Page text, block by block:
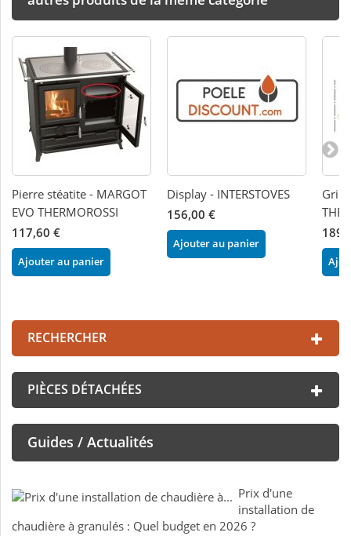
Pierre stéatite - MARGOT
EVO THERMOROSSI
117,60 €
Ajouter au panier
Display - INTERSTOVES
156,00 €
Ajouter au panier
RECHERCHER
PIÈCES DÉTACHÉES
Guides / Actualités
Prix d'une
installation de
chaudière à granulés : Quel budget en 2026 ?